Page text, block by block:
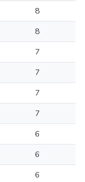
8
8
7
7
7
7
6
6
6